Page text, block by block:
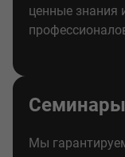
ценные знания
Семинары
Мы